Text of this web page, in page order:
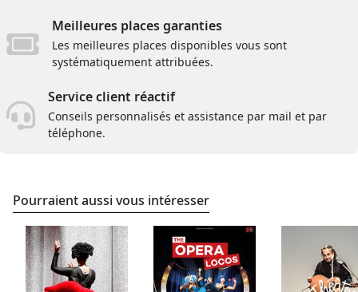
Meilleures places garanties
Les meilleures places disponibles vous sont
systématiquement attribuées.
Service client réactif
Conseils personnalisés et assistance par mail et par
téléphone.
Pourraient aussi vous intéresser